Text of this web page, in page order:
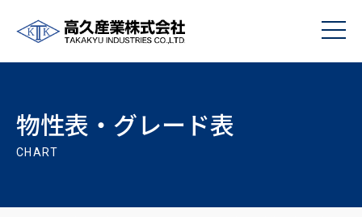
物性表・グレード表
CHART